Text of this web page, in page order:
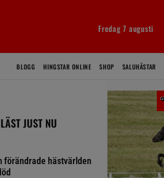
Fredag 7 augusti
BLOGG HINGSTAR ONLINE SHOP SALUHÄSTAR
JUST NU
förändrade hästvärlden